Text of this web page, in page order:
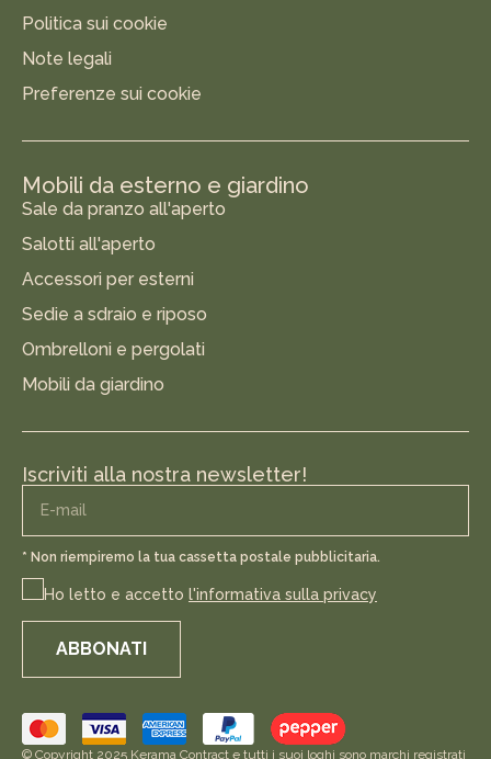
Politica sui cookie
Note legali
Preferenze sui cookie
Mobili da esterno e giardino
Sale da pranzo all'aperto
Salotti all'aperto
Accessori per esterni
Sedie a sdraio e riposo
Ombrelloni e pergolati
Mobili da giardino
Iscriviti alla nostra newsletter!
* Non riempiremo la tua cassetta postale pubblicitaria.
Ho letto e accetto l'informativa sulla privacy
ABBONATI
© Copyright 2025 Kerama Contract e tutti i suoi loghi sono marchi registrati